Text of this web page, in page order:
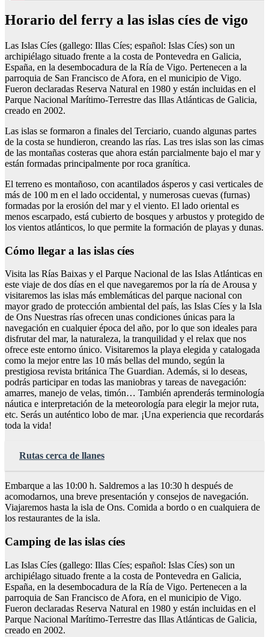
Horario del ferry a las islas cíes de vigo
Las Islas Cíes (gallego: Illas Cíes; español: Islas Cíes) son un
archipiélago situado frente a la costa de Pontevedra en Galicia,
España, en la desembocadura de la Ría de Vigo. Pertenecen a la
parroquia de San Francisco de Afora, en el municipio de Vigo.
Fueron declaradas Reserva Natural en 1980 y están incluidas en el
Parque Nacional Marítimo-Terrestre das Illas Atlánticas de Galicia,
creado en 2002.
Las islas se formaron a finales del Terciario, cuando algunas partes
de la costa se hundieron, creando las rías. Las tres islas son las cimas
de las montañas costeras que ahora están parcialmente bajo el mar y
están formadas principalmente por roca granítica.
El terreno es montañoso, con acantilados ásperos y casi verticales de
más de 100 m en el lado occidental, y numerosas cuevas (furnas)
formadas por la erosión del mar y el viento. El lado oriental es
menos escarpado, está cubierto de bosques y arbustos y protegido de
los vientos atlánticos, lo que permite la formación de playas y dunas.
Cómo llegar a las islas cíes
Visita las Rías Baixas y el Parque Nacional de las Islas Atlánticas en
este viaje de dos días en el que navegaremos por la ría de Arousa y
visitaremos las islas más emblemáticas del parque nacional con
mayor grado de protección ambiental del país, las Islas Cíes y la Isla
de Ons Nuestras rías ofrecen unas condiciones únicas para la
navegación en cualquier época del año, por lo que son ideales para
disfrutar del mar, la naturaleza, la tranquilidad y el relax que nos
ofrece este entorno único. Visitaremos la playa elegida y catalogada
como la mejor entre las 10 más bellas del mundo, según la
prestigiosa revista británica The Guardian. Además, si lo deseas,
podrás participar en todas las maniobras y tareas de navegación:
amarres, manejo de velas, timón… También aprenderás terminología
náutica e interpretación de la meteorología para elegir la mejor ruta,
etc. Serás un auténtico lobo de mar. ¡Una experiencia que recordarás
toda la vida!
Rutas cerca de llanes
Embarque a las 10:00 h. Saldremos a las 10:30 h después de
acomodarnos, una breve presentación y consejos de navegación.
Viajaremos hasta la isla de Ons. Comida a bordo o en cualquiera de
los restaurantes de la isla.
Camping de las islas cíes
Las Islas Cíes (gallego: Illas Cíes; español: Islas Cíes) son un
archipiélago situado frente a la costa de Pontevedra en Galicia,
España, en la desembocadura de la Ría de Vigo. Pertenecen a la
parroquia de San Francisco de Afora, en el municipio de Vigo.
Fueron declaradas Reserva Natural en 1980 y están incluidas en el
Parque Nacional Marítimo-Terrestre das Illas Atlánticas de Galicia,
creado en 2002.